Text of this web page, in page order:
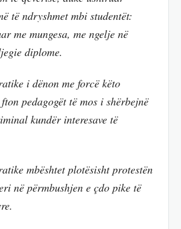
të ndryshmet mbi studentët:
me mungesa, me ngelje në
diplome.
i dënon me forcë këto
pedagogët të mos i shërbejnë
kundër interesave të
mbështet plotësisht protestën
në përmbushjen e çdo pike të